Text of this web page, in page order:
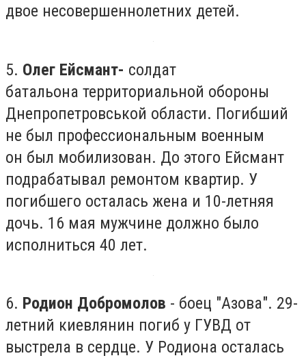
двое несовершеннолетних детей.
5. Олег Ейсмант- солдат
батальона территориальной обороны
Днепропетровськой области. Погибший
не был профессиональным военным
он был мобилизован. До этого Ейсмант
подрабатывал ремонтом квартир. У
погибшего осталась жена и 10-летняя
дочь. 16 мая мужчине должно было
исполниться 40 лет.
6. Родион Добромолов - боец "Азова". 29-
летний киевлянин погиб у ГУВД от
выстрела в сердце. У Родиона осталась